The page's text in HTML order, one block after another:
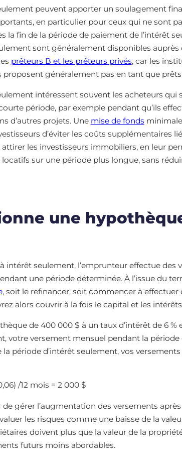
peuvent apporter un soulagement
en particulier pour ceux qui ne sont
la fin de la période de paiement de l’intérêt
sont généralement disponibles
prêteurs B et les prêteurs privés, car les
généralement pas en tant que
intéressent souvent les acheteurs qui
période, par exemple pendant qu’ils
d’autres projets. Une mise de fonds
d’éviter les coûts supplémentaires
les investisseurs immobiliers, en leur
locatifs sur une période plus longue, sans
une
intérêt seulement, l’emprunteur effectue des
une période déterminée. À l’issue du
, soit le refinancer, soit commencer à effectuer
alors couvrir à la fois le capital et les
de 400 000 $ à un taux d’intérêt de 6
votre versement mensuel pendant la période
la période d’intérêt seulement, vos
/12 mois = 2 000 $
gérer l’augmentation des versements
les risques comme une baisse de la
doivent plus que la valeur de la
futurs moins abordables.